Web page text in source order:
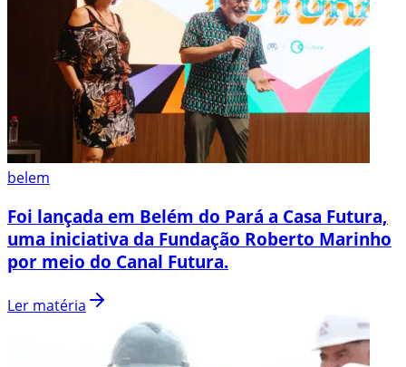
belem
Foi lançada em Belém do Pará a Casa Futura,
uma iniciativa da Fundação Roberto Marinho
por meio do Canal Futura.
Ler matéria